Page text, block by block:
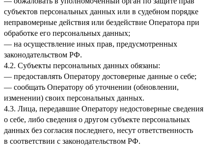
субъектов персональных данных или в судебном порядке
неправомерные действия или бездействие Оператора при
обработке его персональных данных;
— на осуществление иных прав, предусмотренных
законодательством РФ.
4.2. Субъекты персональных данных обязаны:
— предоставлять Оператору достоверные данные о себе;
— сообщать Оператору об уточнении (обновлении,
изменении) своих персональных данных.
4.3. Лица, передавшие Оператору недостоверные сведения
о себе, либо сведения о другом субъекте персональных
данных без согласия последнего, несут ответственность
в соответствии с законодательством РФ.